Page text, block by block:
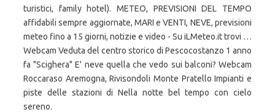
turistici, family hotel). METEO, PREVISIONI DEL TEMPO
affidabili sempre aggiornate, MARI e VENTI, NEVE, previsioni
meteo fino a 15 giorni, notizie e video - Su iLMeteo.it trovi …
Webcam Veduta del centro storico di Pescocostanzo 1 anno
fa "Scighera" E' neve quella che vedo sui balconi? Webcam
Roccaraso Aremogna, Rivisondoli Monte Pratello Impianti e
piste delle stazioni di Nella notte bel tempo con cielo
sereno.